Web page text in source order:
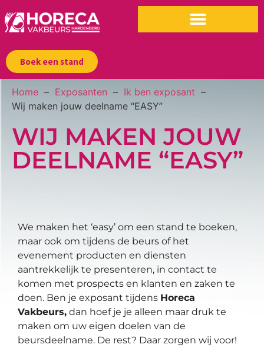
Boek een stand
Home Exposanten
Ik ben exposant
Wij maken jouw deelname “EASY”
WIJ MAKEN JOUW
DEELNAME “EASY”
We maken het ‘easy’ om een stand te boeken,
maar ook om tijdens de beurs of het
evenement producten en diensten
aantrekkelijk te presenteren, in contact te
komen met prospects en klanten en zaken te
doen. Ben je exposant tijdens Horeca
Vakbeurs, dan hoef je je alleen maar druk te
maken om uw eigen doelen van de
beursdeelname. De rest? Daar zorgen wij voor!